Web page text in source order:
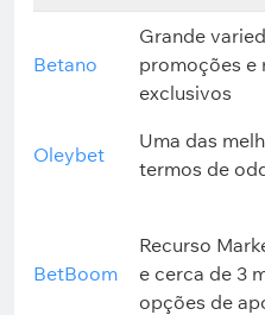
Betano
Grande
promoções e
exclusivos
Oleybet
Uma das
termos de
BetBoom
Recurso
e cerca de 3
opções de